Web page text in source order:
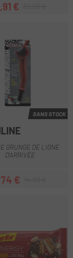
Prix
€Prix habituel
SANS STOCK
GRUNGE DE LIGNE
D'ARRIVÉE
Prix
€Prix habituel